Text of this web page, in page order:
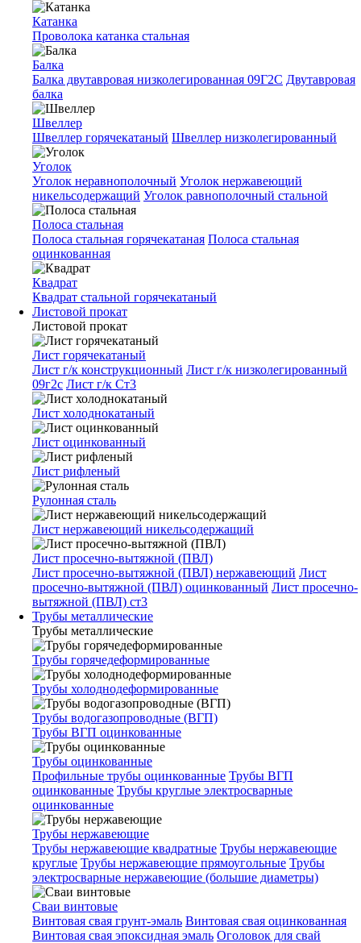
Катанка
Проволока катанка стальная
Балка
Балка двутавровая низколегированная 09Г2С Двутавровая
балка
Швеллер
Швеллер горячекатаный Швеллер низколегированный
Уголок
Уголок неравнополочный Уголок нержавеющий
никельсодержащий Уголок равнополочный стальной
Полоса стальная
Полоса стальная горячекатаная Полоса стальная
оцинкованная
Квадрат
Квадрат стальной горячекатаный
Листовой прокат
Листовой прокат
Лист горячекатаный
Лист г/к конструкционный Лист г/к низколегированный
09г2с Лист г/к Ст3
Лист холоднокатаный
Лист оцинкованный
Лист рифленый
Рулонная сталь
Лист нержавеющий никельсодержащий
Лист просечно-вытяжной (ПВЛ)
Лист просечно-вытяжной (ПВЛ) нержавеющий Лист
просечно-вытяжной (ПВЛ) оцинкованный Лист просечно-
вытяжной (ПВЛ) ст3
Трубы металлические
Трубы металлические
Трубы горячедеформированные
Трубы холоднодеформированные
Трубы водогазопроводные (ВГП)
Трубы ВГП оцинкованные
Трубы оцинкованные
Профильные трубы оцинкованные Трубы ВГП
оцинкованные Трубы круглые электросварные
оцинкованные
Трубы нержавеющие
Трубы нержавеющие квадратные Трубы нержавеющие
круглые Трубы нержавеющие прямоугольные Трубы
электросварные нержавеющие (большие диаметры)
Сваи винтовые
Винтовая свая грунт-эмаль Винтовая свая оцинкованная
Винтовая свая эпоксидная эмаль Оголовок для свай